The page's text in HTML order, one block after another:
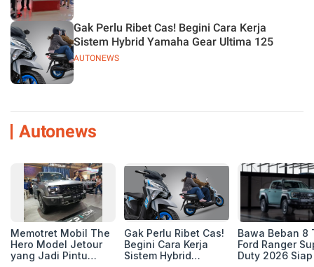
AUTONEWS
Gak Perlu Ribet Cas! Begini Cara Kerja
Sistem Hybrid Yamaha Gear Ultima 125
Autonews
Memotret Mobil The
Hero Model Jetour
yang Jadi Pintu
Gak Perlu Ribet Cas!
Begini Cara Kerja
Sistem Hybrid
Bawa Beban 8
Ford Ranger
Duty 2026